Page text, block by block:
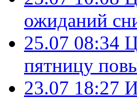
ожиданий
25.07 08:34
пятницу
23.07 18:27